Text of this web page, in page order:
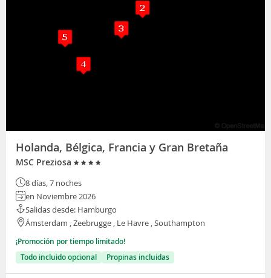
Holanda, Bélgica, Francia y Gran Bretaña
MSC Preziosa
8 días, 7 noches
en Noviembre 2026
Salidas desde: Hamburgo
Ámsterdam , Zeebrugge , Le Havre , Southampton
¡Promoción por tiempo limitado!
Todo incluido opcional
Propinas incluidas